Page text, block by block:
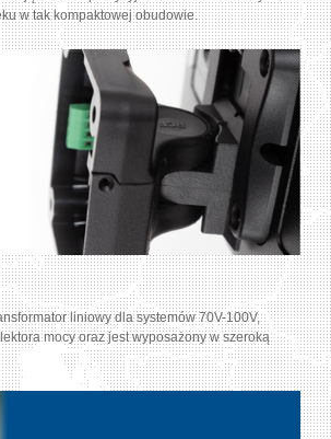
w tak kompaktowej obudowie.
liniowy dla systemów 70V-100V,
mocy oraz jest wyposażony w szeroką